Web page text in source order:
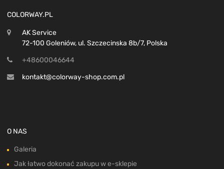
COLORWAY.PL
AK Service
72-100 Goleniów, ul. Szczecinska 8b/7, Polska
+48600046644
kontakt@colorway-shop.com.pl
O NAS
Galeria
Jak łatwo dokonać zakupu w e-sklepie